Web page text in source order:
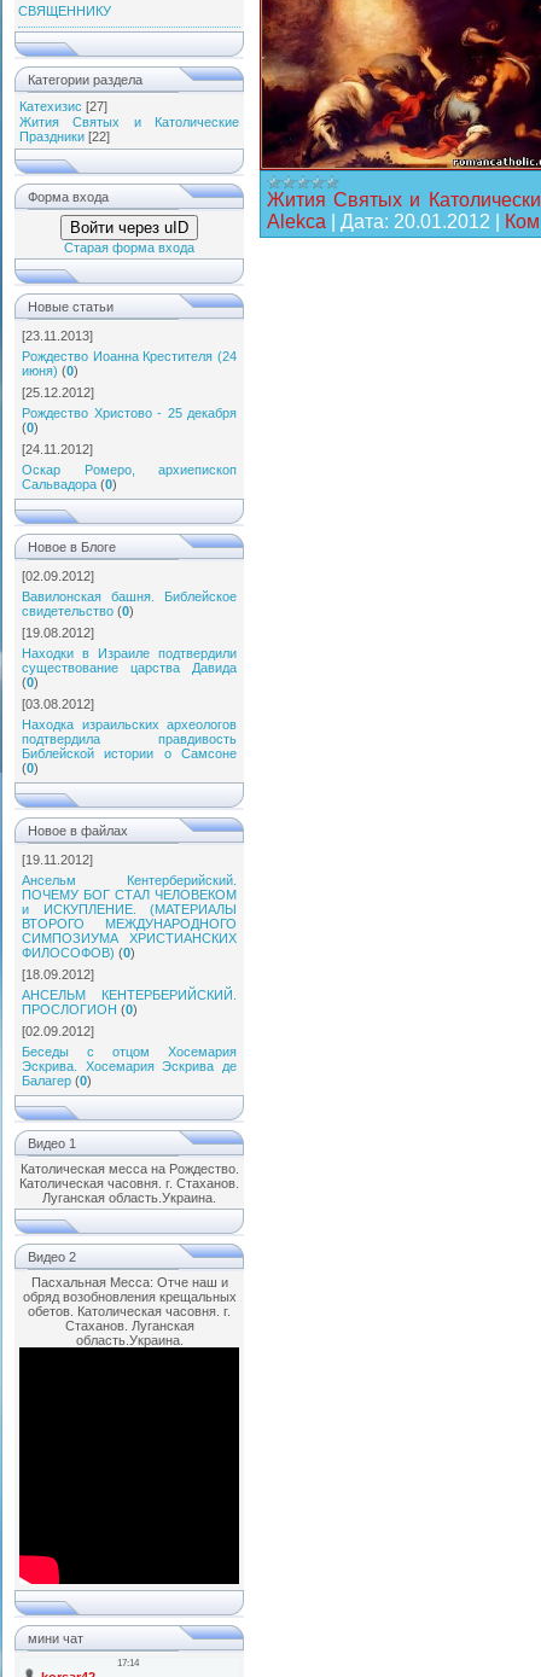
СВЯЩЕННИКУ
Категории раздела
Катехизис [27]
Жития Святых и Католические
Праздники [22]
Форма входа
Войти через uID
Старая форма входа
Новые статьи
[23.11.2013]
Рождество Иоанна Крестителя (24
июня) (0)
[25.12.2012]
Рождество Христово - 25 декабря
(0)
[24.11.2012]
Оскар Ромеро, архиепископ
Сальвадора (0)
Новое в Блоге
[02.09.2012]
Вавилонская башня. Библейское
свидетельство (0)
[19.08.2012]
Находки в Израиле подтвердили
существование царства Давида
(0)
[03.08.2012]
Находка израильских археологов
подтвердила правдивость
Библейской истории о Самсоне
(0)
Новое в файлах
[19.11.2012]
Ансельм Кентерберийский.
ПОЧЕМУ БОГ СТАЛ ЧЕЛОВЕКОМ
и ИСКУПЛЕНИЕ. (МАТЕРИАЛЫ
ВТОРОГО МЕЖДУНАРОДНОГО
СИМПОЗИУМА ХРИСТИАНСКИХ
ФИЛОСОФОВ) (0)
[18.09.2012]
АНСЕЛЬМ КЕНТЕРБЕРИЙСКИЙ.
ПРОСЛОГИОН (0)
[02.09.2012]
Беседы с отцом Хосемария
Эскрива. Хосемария Эскрива де
Балагер (0)
Видео 1
Католическая месса на Рождество.
Католическая часовня. г. Стаханов.
Луганская область.Украина.
Видео 2
Пасхальная Месса: Отче наш и
обряд возобновления крещальных
обетов. Католическая часовня. г.
Стаханов. Луганская
область.Украина.
мини чат
Жития Святых и
Alekca
Дата: 20.01.2012